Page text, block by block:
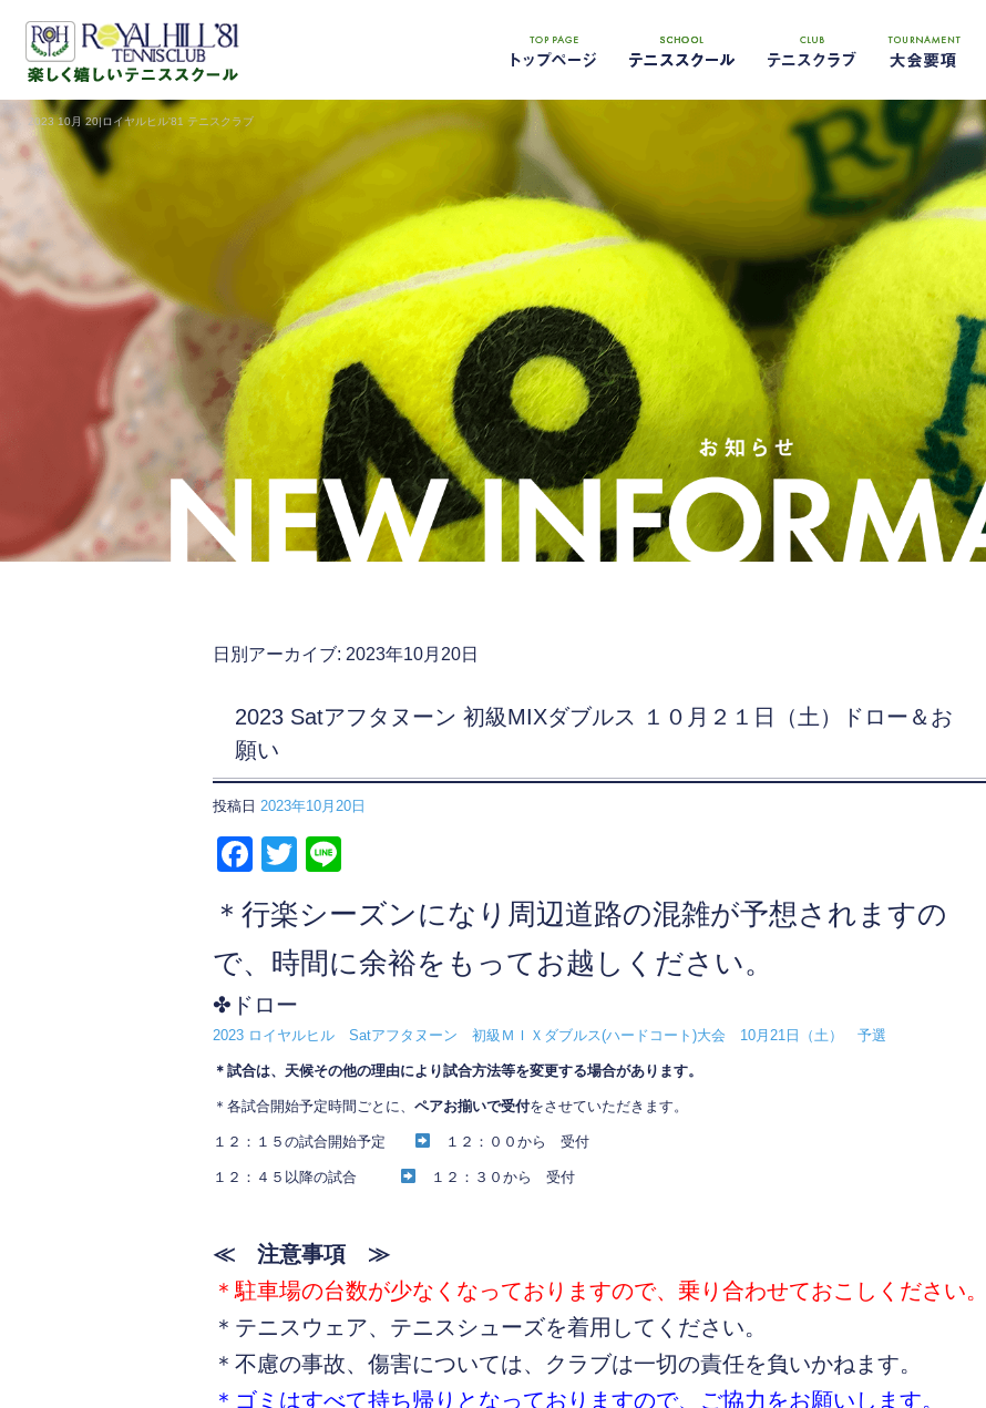
2023 10月 20|ロイヤルヒル'81 テニスクラブ
日別アーカイブ: 2023年10月20日
2023 Satアフタヌーン 初級MIXダブルス １０月２１日（土）ドロー＆お
願い
投稿日 2023年10月20日
F
c
b
o
o
k
T
tt
er
e
＊行楽シーズンになり周辺道路の混雑が予想されますの
で、時間に余裕をもってお越しください。
✤ドロー
2023 ロイヤルヒル Satアフタヌーン 初級ＭＩＸダブルス(ハードコート)大会 10月21日（土） 予選
＊試合は、天候その他の理由により試合方法等を変更する場合があります。
＊各試合開始予定時間ごとに、 ペアお揃いで受付をさせていただきます。
１２：１５の試合開始予定 １２：００から 受付
１２：４５以降の試合 １２：３０から 受付
≪ 注意事項 ≫
＊駐車場の台数が少なくなっておりますので、乗り合わせておこしください。
＊テニスウェア、テニスシューズを着用してください。
＊不慮の事故、傷害については、クラブは一切の責任を負いかねます。
＊ゴミはすべて持ち帰りとなっておりますので、ご協力をお願いします。